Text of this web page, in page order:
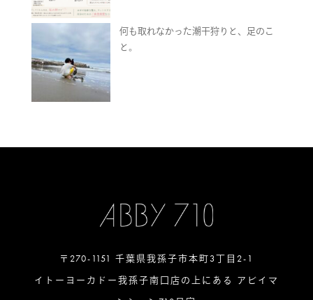
何も取れなかった潮干狩りと、足のこ
と。
〒270-1151 千葉県我孫子市本町3丁目2-1
イトーヨーカドー我孫子南口店の上にある アビイマ